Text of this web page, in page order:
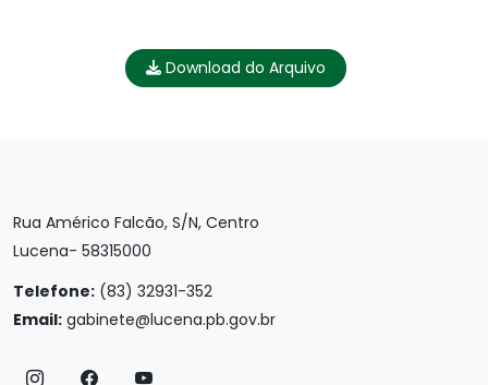
Download do Arquivo
Rua Américo Falcão, S/N, Centro
Lucena- 58315000
Telefone: (83) 32931-352
Email: gabinete@lucena.pb.gov.br